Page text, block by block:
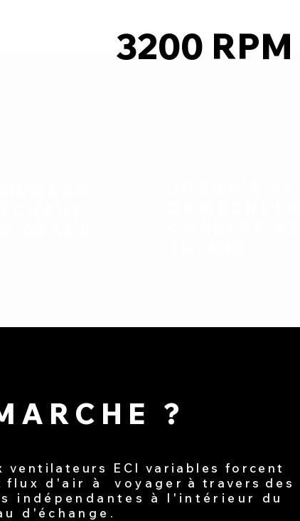
3200 RPM
?
ventilateurs ECI variables forcent
flux d'air à voyager à travers des
indépendantes à l'intérieur du
d'échange.